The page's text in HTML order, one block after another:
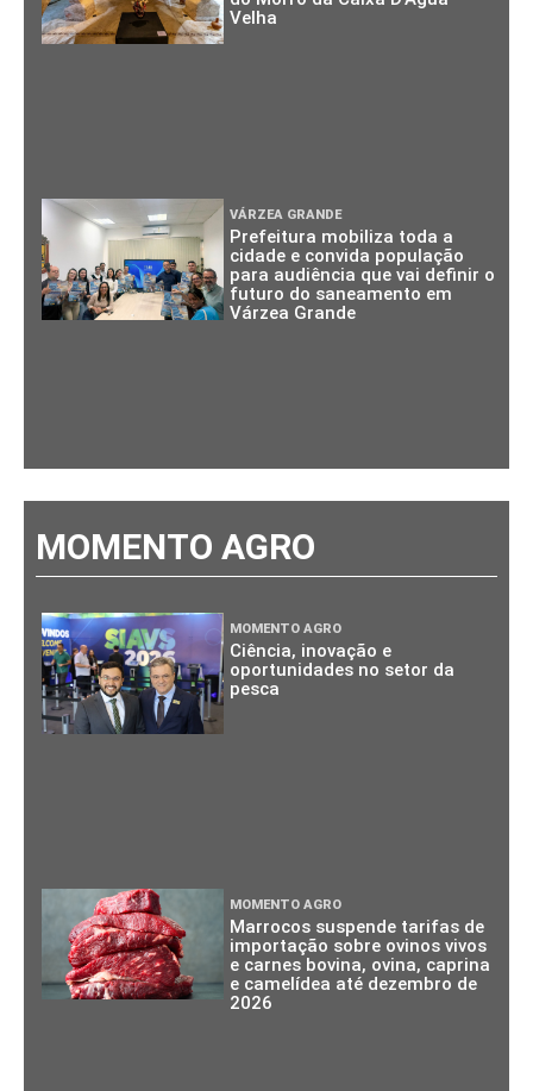
Velha
VÁRZEA GRANDE
Prefeitura mobiliza toda a
cidade e convida população
para audiência que vai definir o
futuro do saneamento em
Várzea Grande
MOMENTO AGRO
MOMENTO AGRO
Ciência, inovação e
oportunidades no setor da
pesca
MOMENTO AGRO
Marrocos suspende tarifas de
importação sobre ovinos vivos
e carnes bovina, ovina, caprina
e camelídea até dezembro de
2026